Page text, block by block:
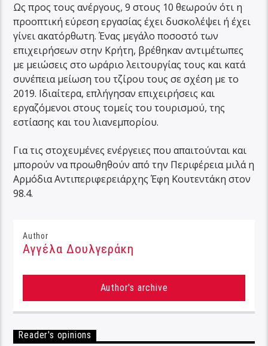
Ως προς τους ανέργους, 9 στους 10 θεωρούν ότι η
προοπτική εύρεση εργασίας έχει δυσκολέψει ή έχει
γίνει ακατόρθωτη. Ένας μεγάλο ποσοστό των
επιχειρήσεων στην Κρήτη, βρέθηκαν αντιμέτωπες
με μειώσεις στο ωράριο λειτουργίας τους και κατά
συνέπεια μείωση του τζίρου τους σε σχέση με το
2019. Ιδιαίτερα, επλήγησαν επιχειρήσεις και
εργαζόμενοι στους τομείς του τουρισμού, της
εστίασης και του λιανεμπορίου.
Για τις στοχευμένες ενέργειες που απαιτούνται και
μπορούν να προωθηθούν από την Περιφέρεια μιλά η
Αρμόδια Αντιπεριφερειάρχης Έφη Κουτεντάκη στον
98.4.
Author
Αγγέλα Δουλγεράκη
Author's archive
Reader's opinions